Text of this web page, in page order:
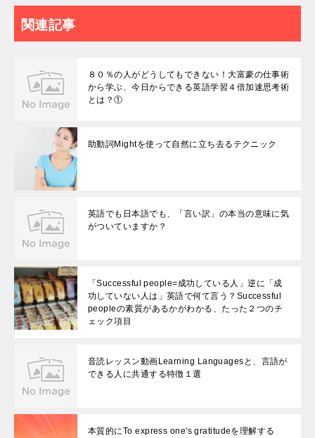
関連記事
８０％の人がどうしてもできない！大富豪の仕事術
から学ぶ、今日からできる英語学習４倍加速思考術
とは？①
助動詞Mightを使って自然に立ち去るテクニック
英語でも日本語でも、「言い訳」の本当の意味に気
がついていますか？
「Successful people=成功している人」逆に「成
功していない人は」英語で何て言う？Successful
peopleの素質があるかがわかる、たった２つのチ
ェック項目
音読レッスン動画Learning Languagesと、言語が
できる人に共通する特徴１選
本質的にTo express one's gratitudeを理解する